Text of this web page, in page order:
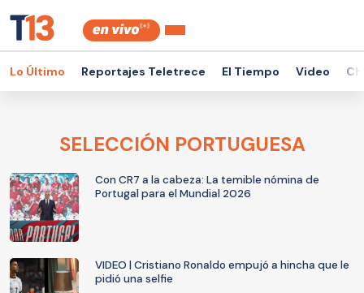
Lo Último Reportajes Teletrece El Tiempo Video
SELECCIÓN PORTUGUESA
Con CR7 a la cabeza: La temible nómina de
Portugal para el Mundial 2026
VIDEO | Cristiano Ronaldo empujó a hincha que le
pidió una selfie